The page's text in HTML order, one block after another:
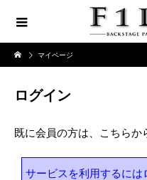
マイページ
ログイン
既に会員の方は、こちらか
サービスを利用するには